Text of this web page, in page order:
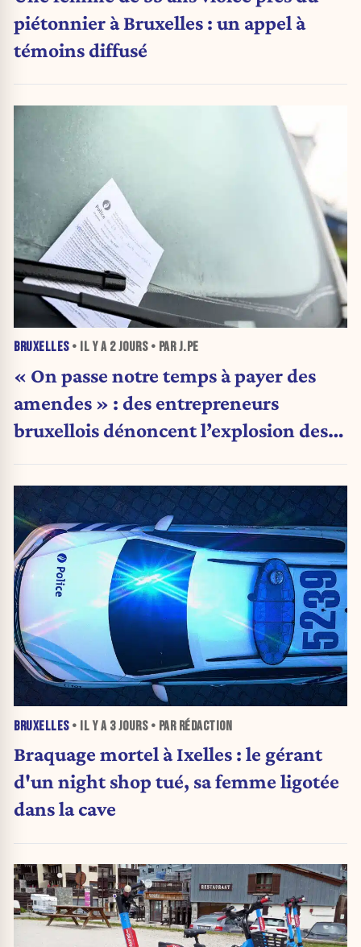
piétonnier à Bruxelles : un appel à
témoins diffusé
BRUXELLES• IL Y A 2 JOURS• PAR J.PE
« On passe notre temps à payer des
amendes » : des entrepreneurs
bruxellois dénoncent l’explosion des
BRUXELLES• IL Y A 3 JOURS• PAR RÉDACTION
Braquage mortel à Ixelles : le gérant
d'un night shop tué, sa femme ligotée
dans la cave